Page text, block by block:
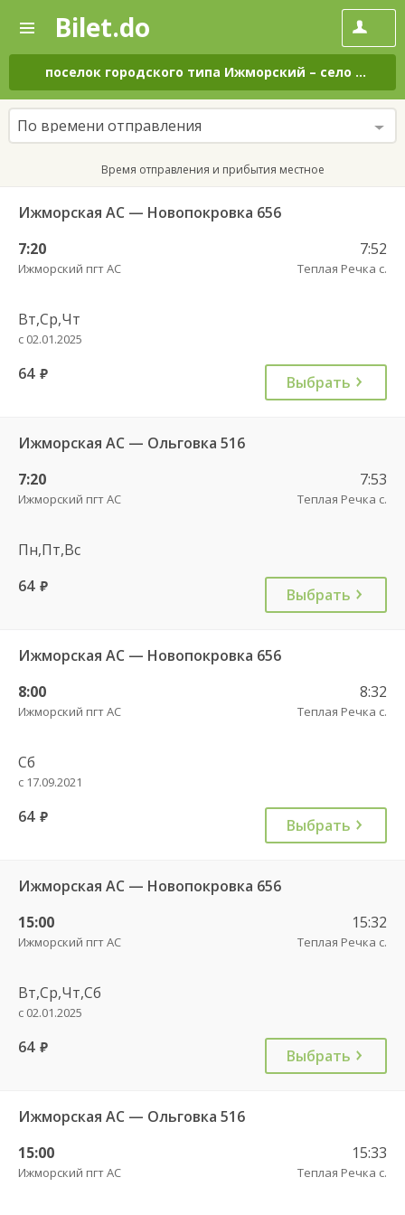
—
Поиск
и
покупка
билетов
на
автобус
онлайн
Bilet.do
поселок городского типа Ижморский – село Теплая Речка
По времени отправления
Время отправления и прибытия местное
Ижморская АС — Новопокровка 656
7:20
Ижморский пгт АС
7:52
Теплая Речка с.
Вт,Ср,Чт
с 02.01.2025
64 руб. Выбрать
Ижморская АС — Ольговка 516
7:20
Ижморский пгт АС
7:53
Теплая Речка с.
Пн,Пт,Вс
64 руб. Выбрать
Ижморская АС — Новопокровка 656
8:00
Ижморский пгт АС
8:32
Теплая Речка с.
Сб
с 17.09.2021
64 руб. Выбрать
Ижморская АС — Новопокровка 656
15:00
Ижморский пгт АС
15:32
Теплая Речка с.
Вт,Ср,Чт,Сб
с 02.01.2025
64 руб. Выбрать
Ижморская АС — Ольговка 516
15:00
Ижморский пгт АС
15:33
Теплая Речка с.